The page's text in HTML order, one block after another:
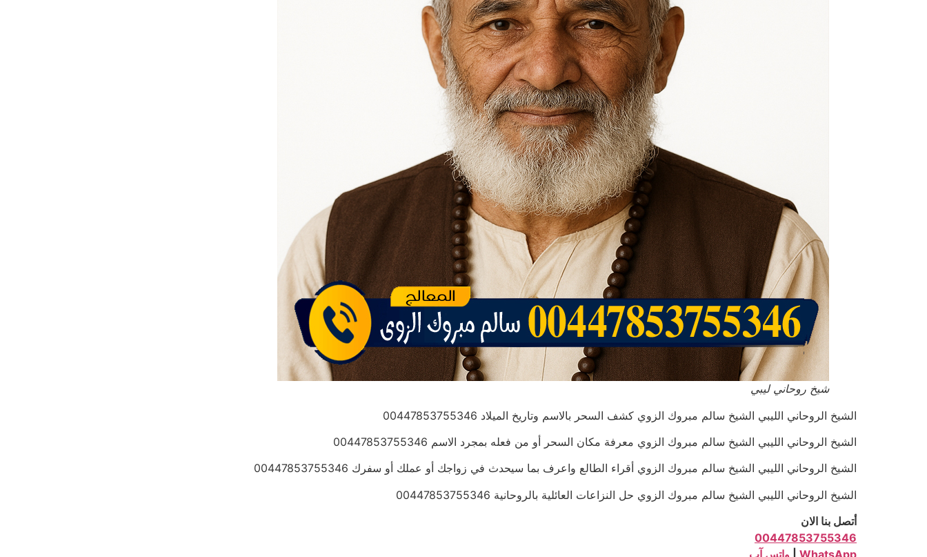
شيخ روحاني ليبي
الشيخ الروحاني الليبي الشيخ سالم مبروك الزوي كشف السحر بالاسم وتاريخ الميلاد 00447853755346
الشيخ الروحاني الليبي الشيخ سالم مبروك الزوي معرفة مكان السحر أو من فعله بمجرد الاسم 00447853755346
الشيخ الروحاني الليبي الشيخ سالم مبروك الزوي أقراء الطالع واعرف بما سيحدث في زواجك أو عملك أو سفرك 00447853755346
الشيخ الروحاني الليبي الشيخ سالم مبروك الزوي حل النزاعات العائلية بالروحانية 00447853755346
أتصل بنا الان
00447853755346